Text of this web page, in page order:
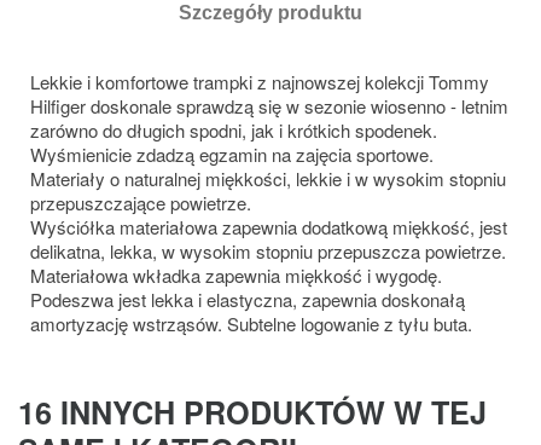
Szczegóły produktu
Lekkie i komfortowe trampki z najnowszej kolekcji Tommy
Hilfiger doskonale sprawdzą się w sezonie wiosenno - letnim
zarówno do długich spodni, jak i krótkich spodenek.
Wyśmienicie zdadzą egzamin na zajęcia sportowe.
Materiały o naturalnej miękkości, lekkie i w wysokim stopniu
przepuszczające powietrze.
Wyściółka materiałowa zapewnia dodatkową miękkość, jest
delikatna, lekka, w wysokim stopniu przepuszcza powietrze.
Materiałowa wkładka zapewnia miękkość i wygodę.
Podeszwa jest lekka i elastyczna, zapewnia doskonałą
amortyzację wstrząsów. Subtelne logowanie z tyłu buta.
16 INNYCH PRODUKTÓW W TEJ